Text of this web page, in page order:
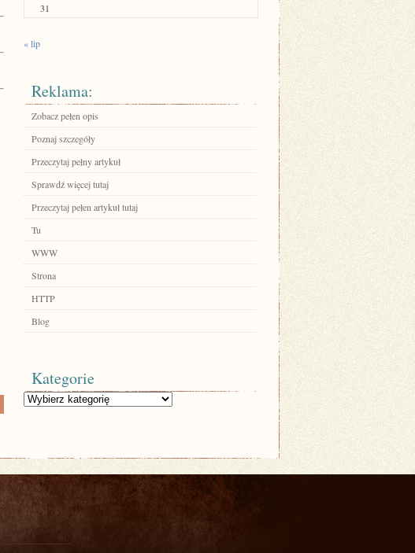
31
« lip
Reklama:
Zobacz pełen opis
Poznaj szczegóły
Przeczytaj pełny artykuł
Sprawdź więcej tutaj
Przeczytaj pełen artykuł tutaj
Tu
WWW
Strona
HTTP
Blog
Kategorie
Kategorie